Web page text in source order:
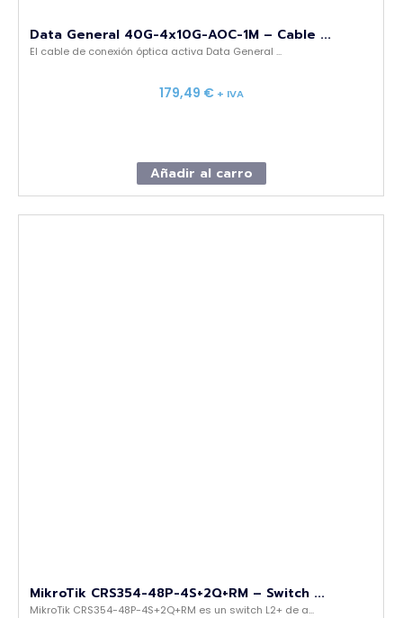
Data General 40G-4x10G-AOC-1M – Cable ...
El cable de conexión óptica activa Data General ...
179,49 € + IVA
Añadir al carro
MikroTik CRS354-48P-4S+2Q+RM – Switch ...
MikroTik CRS354-48P-4S+2Q+RM es un switch L2+ de a...